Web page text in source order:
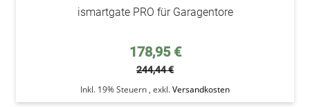
ismartgate PRO für Garagentore
Sonderpreis
178,95 €
244,44 €
Inkl. 19% Steuern , exkl.Versandkosten